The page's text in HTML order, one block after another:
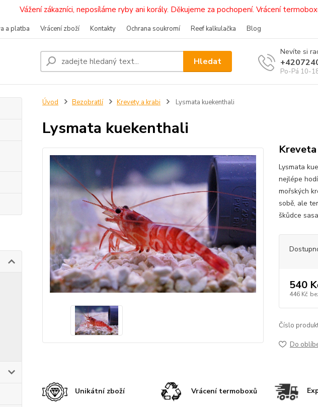
Vážení zákazníci, neposíláme ryby ani korály. Děkujeme za pochopení. Vrácení
a platba Vrácení zboží Kontakty Ochrana soukromí Reef kalkulačka Blog
Hledat
Nevíte si
Po-Pá 10-
Úvod Bezobratlí Krevety a krabi Lysmata kuekenthali
Lysmata kuekenthali
Lysmata
nejlépe
mořských
sobě, ale
škůdce
540
446 Kč
Číslo
Do
Unikátní zboží Vrácení termoboxů